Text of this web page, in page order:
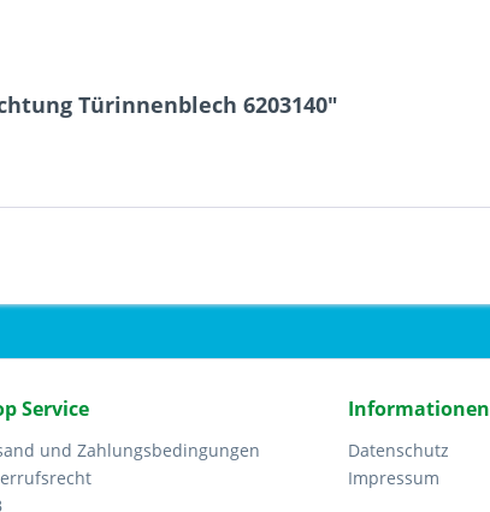
Türinnenblech 6203140"
Service
und Zahlungsbedingungen
Informationen
Datenschutz
Impressum